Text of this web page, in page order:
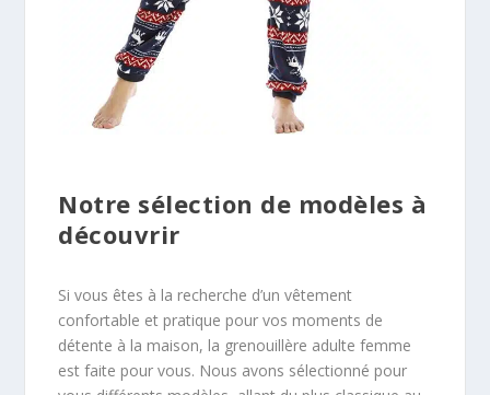
Notre sélection de modèles à
découvrir
Si vous êtes à la recherche d’un vêtement
confortable et pratique pour vos moments de
détente à la maison, la grenouillère adulte femme
est faite pour vous. Nous avons sélectionné pour